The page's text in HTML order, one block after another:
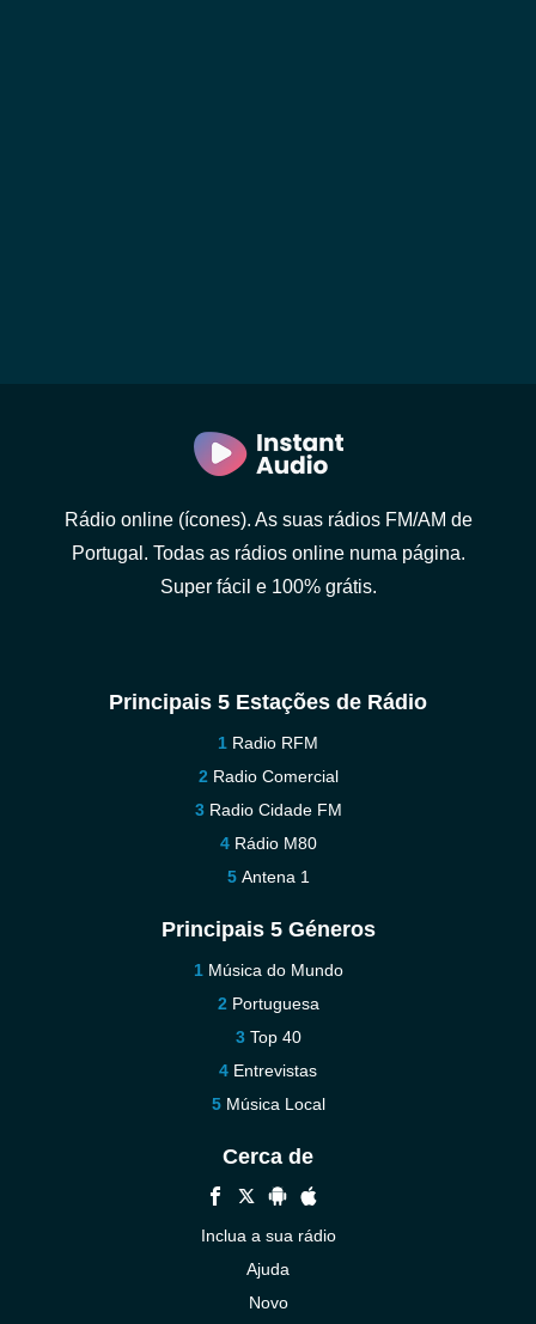
Rádio online (ícones). As suas rádios FM/AM de
Portugal. Todas as rádios online numa página.
Super fácil e 100% grátis.
Principais 5 Estações de Rádio
Radio RFM
Radio Comercial
Radio Cidade FM
Rádio M80
Antena 1
Principais 5 Géneros
Música do Mundo
Portuguesa
Top 40
Entrevistas
Música Local
Cerca de
Inclua a sua rádio
Ajuda
Novo